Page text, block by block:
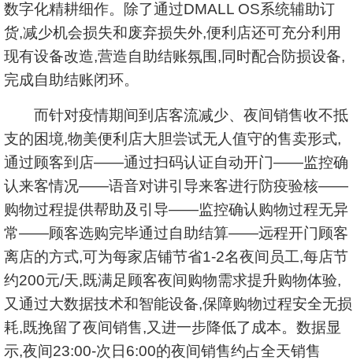
数字化精耕细作。除了通过DMALL OS系统辅助订
货,减少机会损失和废弃损失外,便利店还可充分利用
现有设备改造,营造自助结账氛围,同时配合防损设备,
完成自助结账闭环。
而针对疫情期间到店客流减少、夜间销售收不抵
支的困境,物美便利店大胆尝试无人值守的售卖形式,
通过顾客到店——通过扫码认证自动开门——监控确
认来客情况——语音对讲引导来客进行防疫验核——
购物过程提供帮助及引导——监控确认购物过程无异
常——顾客选购完毕通过自助结算——远程开门顾客
离店的方式,可为每家店铺节省1-2名夜间员工,每店节
约200元/天,既满足顾客夜间购物需求提升购物体验,
又通过大数据技术和智能设备,保障购物过程安全无损
耗,既挽留了夜间销售,又进一步降低了成本。数据显
示,夜间23:00-次日6:00的夜间销售约占全天销售